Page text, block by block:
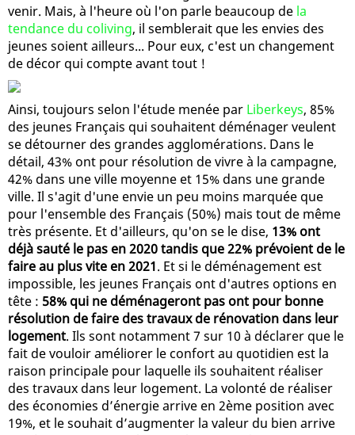
venir. Mais, à l'heure où l'on parle beaucoup de la
tendance du coliving, il semblerait que les envies des
jeunes soient ailleurs... Pour eux, c'est un changement
de décor qui compte avant tout !
Ainsi, toujours selon l'étude menée par Liberkeys, 85%
des jeunes Français qui souhaitent déménager veulent
se détourner des grandes agglomérations. Dans le
détail, 43% ont pour résolution de vivre à la campagne,
42% dans une ville moyenne et 15% dans une grande
ville. Il s'agit d'une envie un peu moins marquée que
pour l'ensemble des Français (50%) mais tout de même
très présente. Et d'ailleurs, qu'on se le dise, 13% ont
déjà sauté le pas en 2020 tandis que 22% prévoient de le
faire au plus vite en 2021. Et si le déménagement est
impossible, les jeunes Français ont d'autres options en
tête : 58% qui ne déménageront pas ont pour bonne
résolution de faire des travaux de rénovation dans leur
logement. Ils sont notamment 7 sur 10 à déclarer que le
fait de vouloir améliorer le confort au quotidien est la
raison principale pour laquelle ils souhaitent réaliser
des travaux dans leur logement. La volonté de réaliser
des économies d’énergie arrive en 2ème position avec
19%, et le souhait d’augmenter la valeur du bien arrive